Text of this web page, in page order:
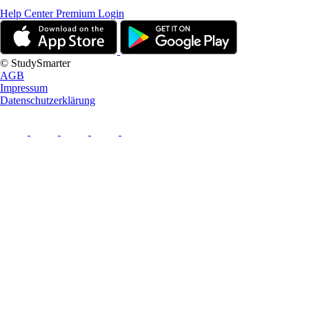
Help CenterPremium Login
© StudySmarter
AGB
Impressum
Datenschutzerklärung